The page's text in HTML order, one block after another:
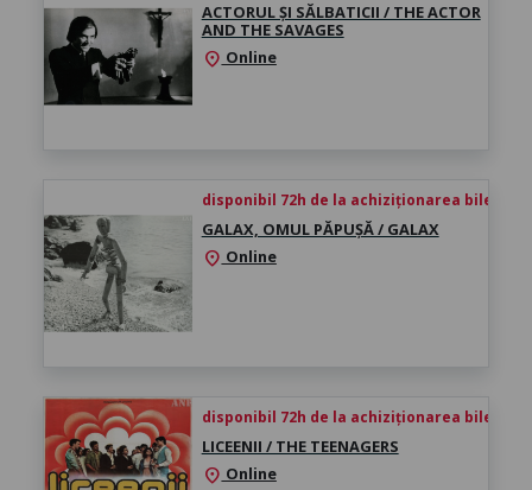
ACTORUL ȘI SĂLBATICII / THE ACTOR
AND THE SAVAGES
location_on Online
disponibil 72h de la achiziționarea biletului
GALAX, OMUL PĂPUȘĂ / GALAX
location_on Online
disponibil 72h de la achiziționarea biletului
LICEENII / THE TEENAGERS
location_on Online